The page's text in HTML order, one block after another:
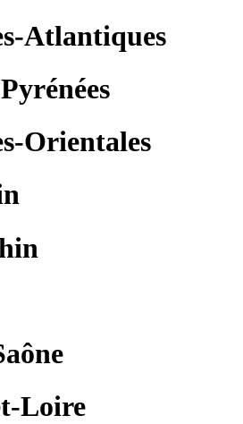
Atlantiques
Orientales
Loire